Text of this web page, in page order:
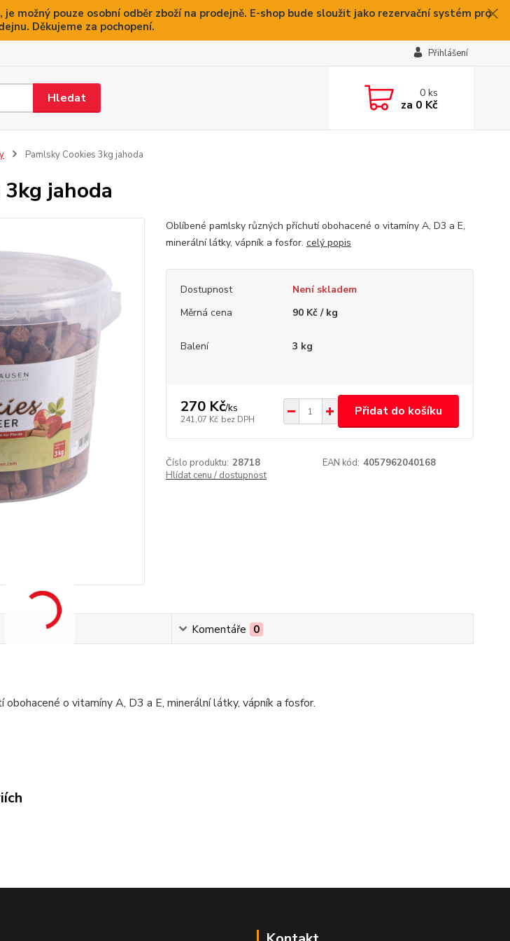
možný pouze osobní odběr zboží na prodejně. E-shop bude sloužit jako rezervační systém pro
Děkujeme za pochopení.
Přihlášení
Hledat 0ks
za 0 Kč
Pamlsky Cookies 3kg jahoda
jahoda
Oblíbené pamlsky různých příchutí obohacené o vitamíny A, D3 a E,
minerální látky, vápník a fosfor. celý popis
Dostupnost
Není skladem
Měrná cena
90 Kč / kg
Balení 3 kg
270 Kč/ks
241,07 Kč bez DPH
Přidat do košíku
Číslo produktu: 28718 EAN kód: 4057962040168
Hlídat cenu / dostupnost
Komentáře 0
o vitamíny A, D3 a E, minerální látky, vápník a fosfor.